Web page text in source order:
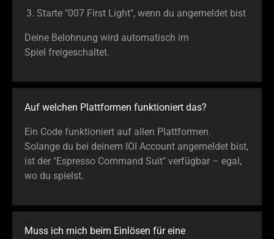
Starte "007 First Light", wenn du angemeldet bist
Deine Belohnung wird automatisch im
Spiel freigeschaltet.
Auf welchen Plattformen funktioniert das?
Ein Code funktioniert auf allen Plattformen.
Solange du bei deinem IOI Account angemeldet bist,
ist der "Espresso Command Suit" verfügbar – egal,
wo du spielst.
Muss ich mich beim Einlösen für eine